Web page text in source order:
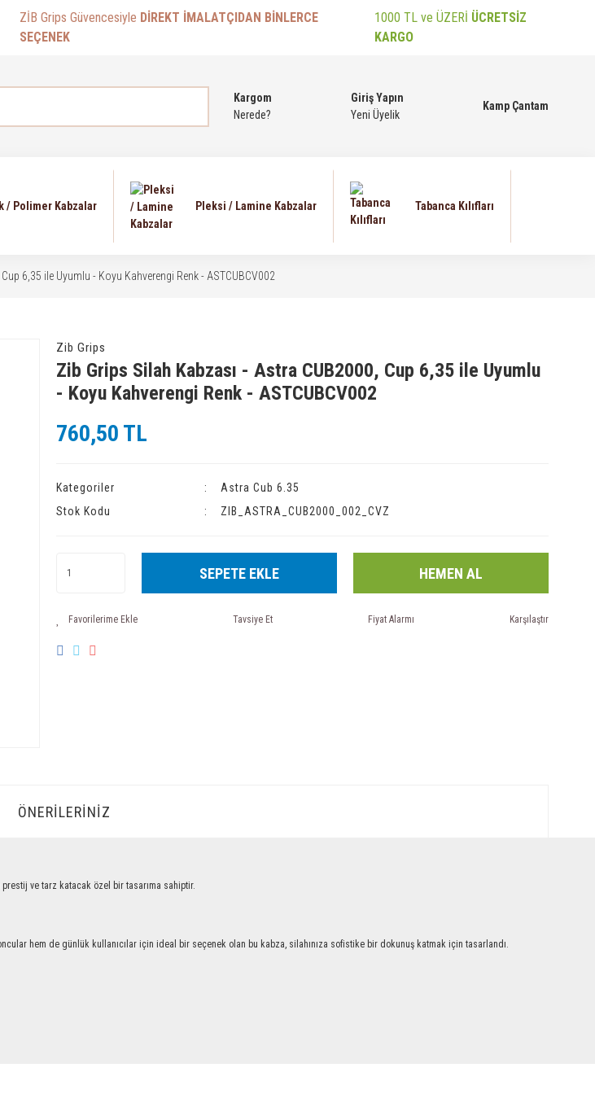
ZİB Grips Güvencesiyle DİREKT İMALATÇIDAN BİNLERCE
SEÇENEK
1000 TL ve ÜZERİ ÜCRETSİZ
KARGO
Kargom
Nerede?
Giriş Yapın
Yeni Üyelik
Kamp Çantam
/ Polimer Kabzalar Pleksi / Lamine Kabzalar Tabanca Kılıfları
6,35 ile Uyumlu - Koyu Kahverengi Renk - ASTCUBCV002
Zib Grips
Zib Grips Silah Kabzası - Astra CUB2000, Cup 6,35 ile Uyumlu
- Koyu Kahverengi Renk - ASTCUBCV002
760,50 TL
Kategoriler
Astra Cub 6.35
Stok Kodu
ZIB_ASTRA_CUB2000_002_CVZ
SEPETE EKLE HEMEN AL
Tavsiye Et Fiyat Alarmı Karşılaştır
ÖNERILERINIZ
ve tarz katacak özel bir tasarıma sahiptir.
hem de günlük kullanıcılar için ideal bir seçenek olan bu kabza, silahınıza sofistike bir dokunuş katmak için tasarlandı.